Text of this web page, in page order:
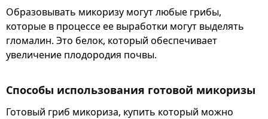
Образовывать микоризу могут любые грибы,
которые в процессе ее выработки могут выделять
гломалин. Это белок, который обеспечивает
увеличение плодородия почвы.
Способы использования готовой микоризы
Готовый гриб микориза, купить который можно